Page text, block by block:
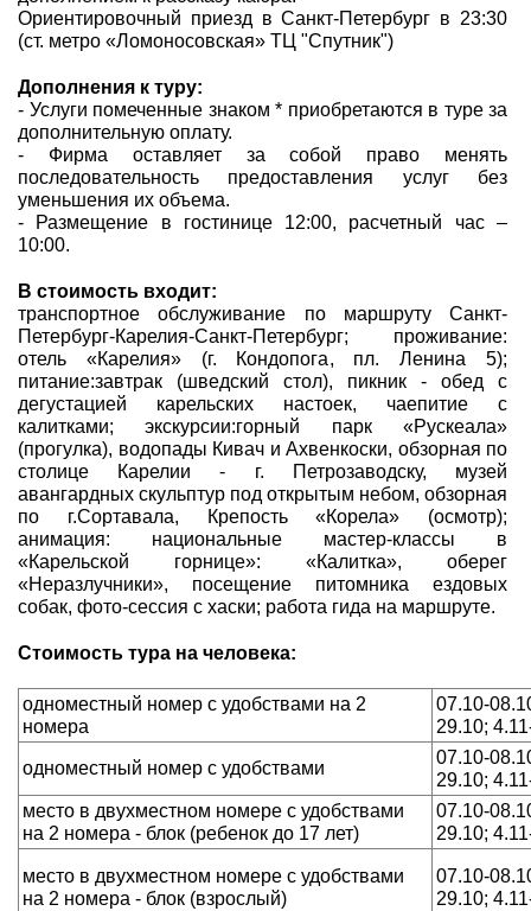
Ориентировочный приезд в Санкт-Петербург в 23:30
(ст. метро «Ломоносовская» ТЦ "Спутник")
Дополнения к туру:
- Услуги помеченные знаком * приобретаются в туре за
дополнительную оплату.
- Фирма оставляет за собой право менять
последовательность предоставления услуг без
уменьшения их объема.
- Размещение в гостинице 12:00, расчетный час –
10:00.
В стоимость входит:
транспортное обслуживание по маршруту Санкт-
Петербург-Карелия-Санкт-Петербург; проживание:
отель «Карелия» (г. Кондопога, пл. Ленина 5);
питание:завтрак (шведский стол), пикник - обед с
дегустацией карельских настоек, чаепитие с
калитками; экскурсии:горный парк «Рускеала»
(прогулка), водопады Кивач и Ахвенкоски, обзорная по
столице Карелии - г. Петрозаводску, музей
авангардных скульптур под открытым небом, обзорная
по г.Сортавала, Крепость «Корела» (осмотр);
анимация: национальные мастер-классы в
«Карельской горнице»: «Калитка», оберег
«Неразлучники», посещение питомника ездовых
собак, фото-сессия с хаски; работа гида на маршруте.
Стоимость тура на человека:
одноместный номер с удобствами на 2
номера
07.10-
29.10;
одноместный номер с удобствами
07.10-
29.10;
место в двухместном номере с удобствами
на 2 номера - блок (ребенок до 17 лет)
07.10-
29.10;
место в двухместном номере с удобствами
на 2 номера - блок (взрослый)
07.10-
29.10;